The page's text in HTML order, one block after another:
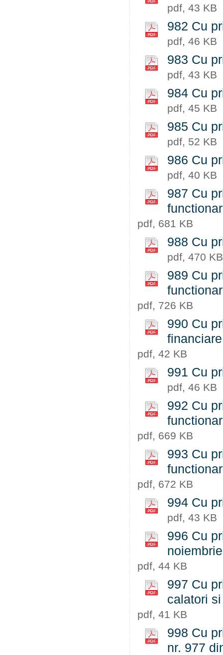
pdf, 43 KB
982 Cu
pdf, 46 KB
983 Cu
pdf, 43 KB
984 Cu
pdf, 45 KB
985 Cu
pdf, 52 KB
986 Cu
pdf, 40 KB
987 Cu
pdf, 681 KB
988 Cu
pdf, 470 KB
989 Cu
pdf, 726 KB
990 Cu
pdf, 42 KB
991 Cu
pdf, 46 KB
992 Cu
pdf, 669 KB
993 Cu
pdf, 672 KB
994 Cu
pdf, 43 KB
996 Cu
pdf, 44 KB
997 Cu
calatori
pdf, 41 KB
998 Cu
nr. 977